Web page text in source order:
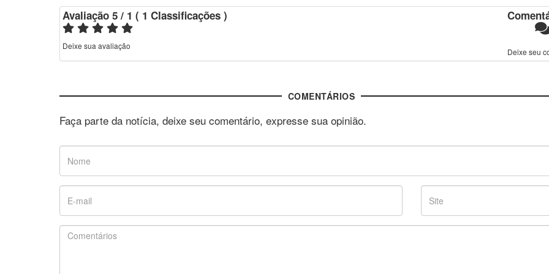
Avaliação 5 / 1 ( 1 Classificações )
Deixe sua avaliação
Deixe seu
COMENTÁRIOS
Faça parte da notícia, deixe seu comentário, expresse sua opinião.